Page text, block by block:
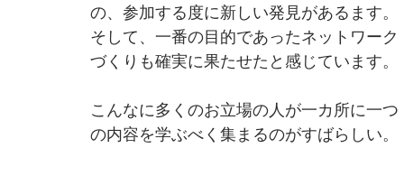
の、参加する度に新しい発見があるます。
そして、一番の目的であったネットワーク
づくりも確実に果たせたと感じています。
こんなに多くのお立場の人が一カ所に一つ
の内容を学ぶべく集まるのがすばらしい。